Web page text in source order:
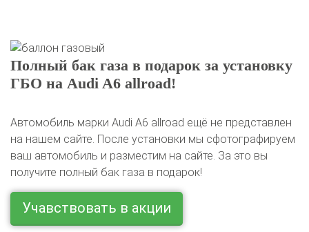
Полный бак газа в подарок за установку
ГБО на Audi A6 allroad!
Автомобиль марки Audi A6 allroad ещё не представлен
на нашем сайте. После установки мы сфотографируем
ваш автомобиль и разместим на сайте. За это вы
получите полный бак газа в подарок!
Учавствовать в акции